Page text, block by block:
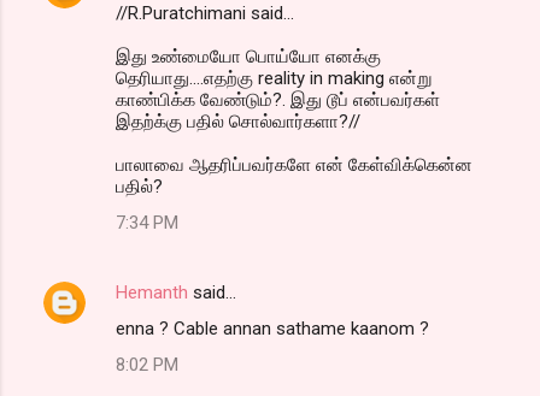
//R.Puratchimani said...
இது உண்மையோ பொய்யோ எனக்கு
தெரியாது....எதற்கு reality in making என்று
காண்பிக்க வேண்டும்?. இது டூப் என்பவர்கள்
இதற்க்கு பதில் சொல்வார்களா?//
பாலாவை ஆதரிப்பவர்களே என் கேள்விக்கென்ன
பதில்?
7:34 PM
Hemanth said…
enna ? Cable annan sathame kaanom ?
8:02 PM